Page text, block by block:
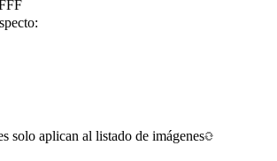
solo aplican al listado de imágenes